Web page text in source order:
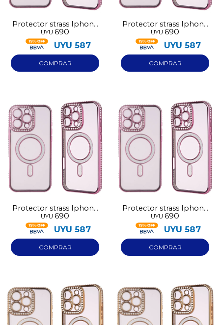
Protector strass Iphone
15 rosa
UYU 690
UYU 587
Protector strass Iphone
14 rosa
UYU 690
UYU 587
Protector strass Iphone
13 rosa
UYU 690
UYU 587
Protector strass Iphone
17 rosa
UYU 690
UYU 587